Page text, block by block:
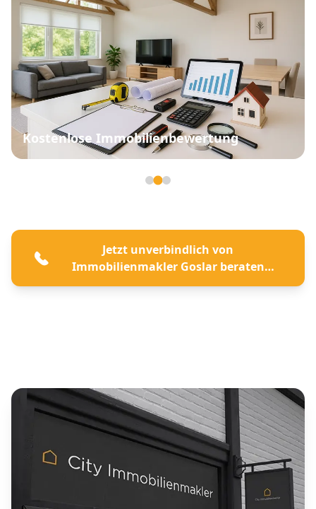
Kostenlose Immobilienbewertung
Jetzt unverbindlich von
Immobilienmakler Goslar beraten
lassen